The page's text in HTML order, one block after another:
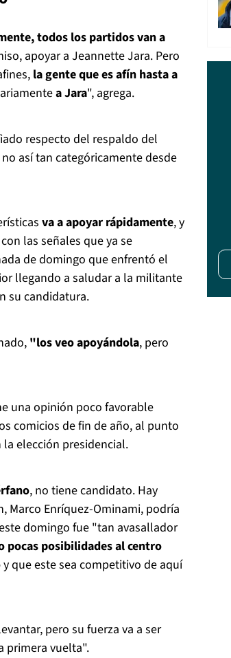
todos los partidos van a
apoyar a Jeannette Jara. Pero
la gente que es afín hasta a
a Jara", agrega.
respecto del respaldo del
así tan categóricamente desde
va a apoyar rápidamente, y
las señales que ya se
de domingo que enfrentó el
llegando a saludar a la militante
su candidatura.
"los veo apoyándola, pero
una opinión poco favorable
comicios de fin de año, al punto
elección presidencial.
, no tiene candidato. Hay
Marco Enríquez-Ominami, podría
domingo fue "tan avasallador
pocas posibilidades al centro
y que este sea competitivo de aquí
pero su fuerza va a ser
primera vuelta".